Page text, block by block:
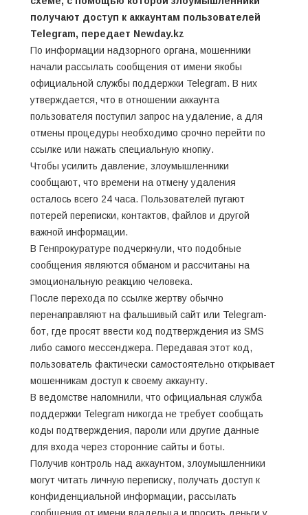
получают доступ к аккаунтам пользователей
Telegram, передает Newday.kz
По информации надзорного органа, мошенники
начали рассылать сообщения от имени якобы
официальной службы поддержки Telegram. В них
утверждается, что в отношении аккаунта
пользователя поступил запрос на удаление, а для
отмены процедуры необходимо срочно перейти по
ссылке или нажать специальную кнопку.
Чтобы усилить давление, злоумышленники
сообщают, что времени на отмену удаления
осталось всего 24 часа. Пользователей пугают
потерей переписки, контактов, файлов и другой
важной информации.
В Генпрокуратуре подчеркнули, что подобные
сообщения являются обманом и рассчитаны на
эмоциональную реакцию человека.
После перехода по ссылке жертву обычно
перенаправляют на фальшивый сайт или Telegram-
бот, где просят ввести код подтверждения из SMS
либо самого мессенджера. Передавая этот код,
пользователь фактически самостоятельно открывает
мошенникам доступ к своему аккаунту.
В ведомстве напомнили, что официальная служба
поддержки Telegram никогда не требует сообщать
коды подтверждения, пароли или другие данные
для входа через сторонние сайты и боты.
Получив контроль над аккаунтом, злоумышленники
могут читать личную переписку, получать доступ к
конфиденциальной информации, рассылать